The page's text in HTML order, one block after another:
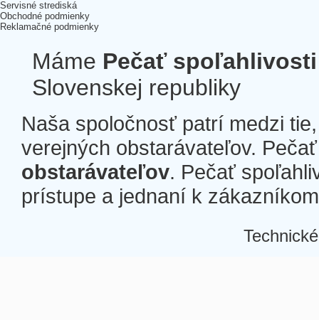
Servisné strediská
Obchodné podmienky
Reklamačné podmienky
Máme Pečať spoľahlivosti
Slovenskej republiky
Naša spoločnosť patrí medzi
verejných obstarávateľov.
obstarávateľov. Pečať
prístupe a jednaní k